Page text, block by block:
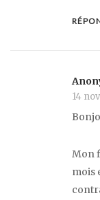
14
Mon
mois